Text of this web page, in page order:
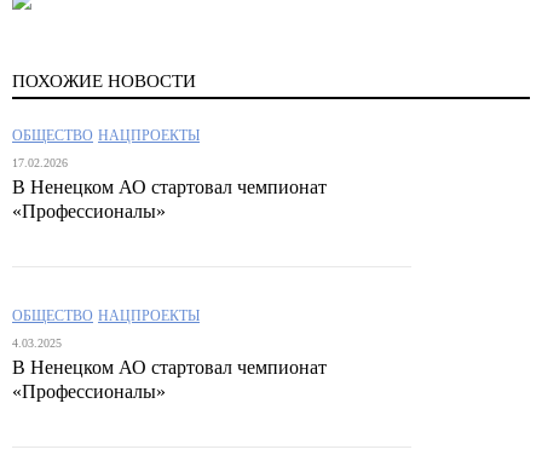
ПОХОЖИЕ НОВОСТИ
ОБЩЕСТВО НАЦПРОЕКТЫ
17.02.2026
В Ненецком АО стартовал чемпионат
«Профессионалы»
ОБЩЕСТВО НАЦПРОЕКТЫ
4.03.2025
В Ненецком АО стартовал чемпионат
«Профессионалы»